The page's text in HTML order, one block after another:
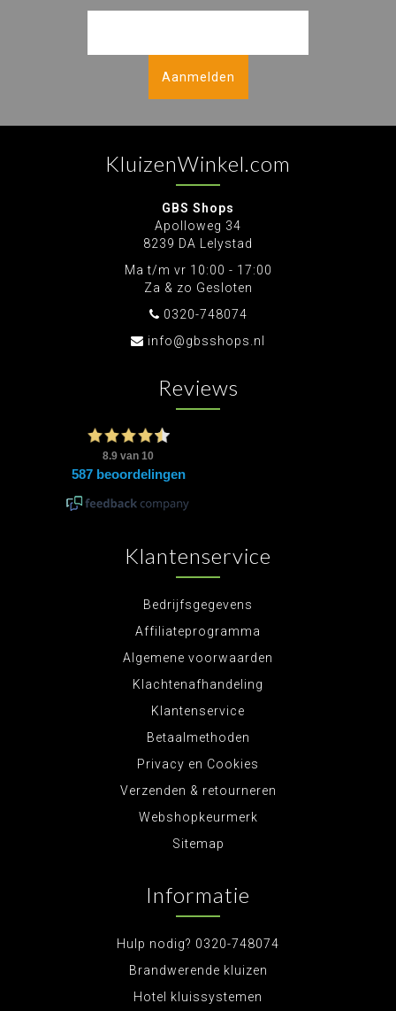
Aanmelden
KluizenWinkel.com
GBS Shops
Apolloweg 34
8239 DA Lelystad
Ma t/m vr 10:00 - 17:00
Za & zo Gesloten
0320-748074
info@gbsshops.nl
Reviews
Klantenservice
Bedrijfsgegevens
Affiliateprogramma
Algemene voorwaarden
Klachtenafhandeling
Klantenservice
Betaalmethoden
Privacy en Cookies
Verzenden & retourneren
Webshopkeurmerk
Sitemap
Informatie
Hulp nodig? 0320-748074
Brandwerende kluizen
Hotel kluissystemen